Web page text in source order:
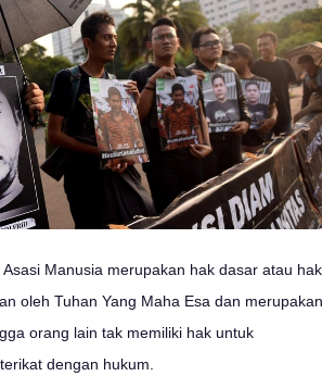
Manusia merupakan hak dasar atau hak
oleh Tuhan Yang Maha Esa dan merupakan
orang lain tak memiliki hak untuk
dengan hukum.